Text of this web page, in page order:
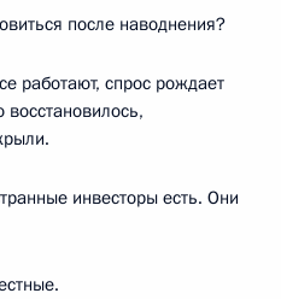
после наводнения?
работают, спрос рождает
инвесторы есть. Они